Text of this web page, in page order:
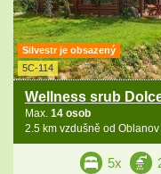
Silvestr je obsazený
5C-114
Wellness srub
Max. 14 osob
2.5 km vzdušně od Oblanov
5x